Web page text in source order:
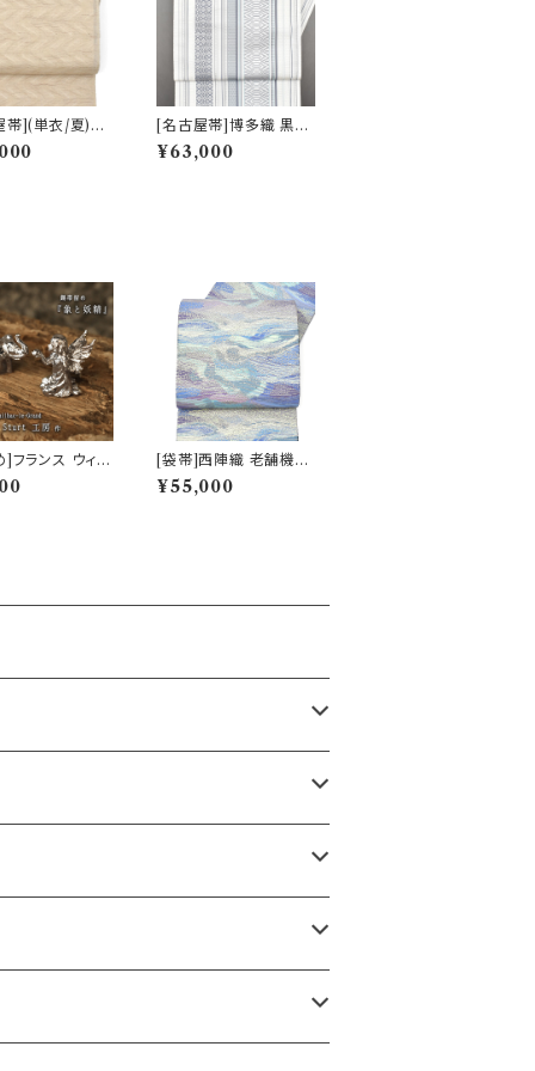
帯](単衣/夏)栃
柿渋染め 変
紬 九寸帯 正
[名古屋帯]博多織 黒木
織物 謹製 献上独鈷 八
寸帯 正絹 日本製(商品
¥63,000
フランス ウィリ
謹製『象と妖
ァインピュータ
[袋帯]西陣織 老舗機屋
謹製 金華山織 正絹 日
本製(商品番号:22460)
¥55,000